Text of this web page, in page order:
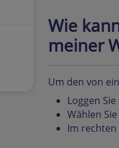
Wie
meiner
Um den von
Loggen
Wählen
Im rechten